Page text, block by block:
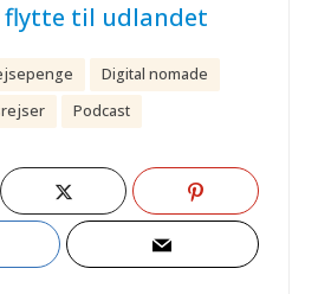
flytte til udlandet
Digital nomade
Podcast